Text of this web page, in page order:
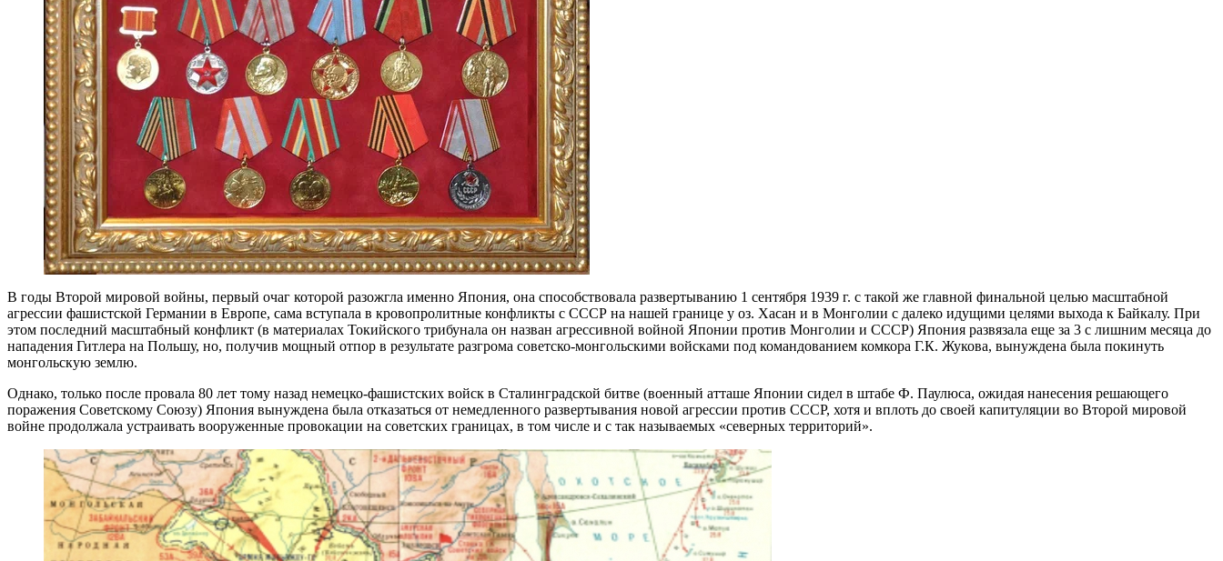
В годы Второй мировой войны, первый очаг которой разожгла именно Япония, она способствовала развертыванию 1 сентября 1939 г. с такой же главной финальной целью масштабной
агрессии фашистской Германии в Европе, сама вступала в кровопролитные конфликты с СССР на нашей границе у оз. Хасан и в Монголии с далеко идущими целями выхода к Байкалу. При
этом последний масштабный конфликт (в материалах Токийского трибунала он назван агрессивной войной Японии против Монголии и СССР) Япония развязала еще за 3 с лишним месяца до
нападения Гитлера на Польшу, но, получив мощный отпор в результате разгрома советско-монгольскими войсками под командованием комкора Г.К. Жукова, вынуждена была покинуть
монгольскую землю.
Однако, только после провала 80 лет тому назад немецко-фашистских войск в Сталинградской битве (военный атташе Японии сидел в штабе Ф. Паулюса, ожидая нанесения решающего
поражения Советскому Союзу) Япония вынуждена была отказаться от немедленного развертывания новой агрессии против СССР, хотя и вплоть до своей капитуляции во Второй мировой
войне продолжала устраивать вооруженные провокации на советских границах, в том числе и с так называемых «северных территорий».